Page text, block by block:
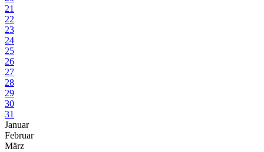
21
22
23
24
25
26
27
28
29
30
31
Januar
Februar
März